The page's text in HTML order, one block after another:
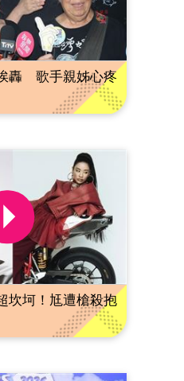
轟 歌手親姊心疼
坎坷！尪遭槍殺抱